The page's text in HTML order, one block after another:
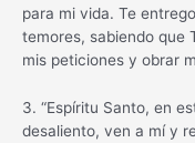
para mi vida. Te
temores, sabiendo que
mis peticiones y obrar
3. “Espíritu Santo, en
desaliento, ven a mí y